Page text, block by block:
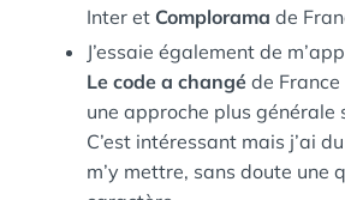
Inter et Complorama de
J’essaie également de
Le code a changé de
une approche plus générale
C’est intéressant mais j’ai
m’y mettre, sans doute une